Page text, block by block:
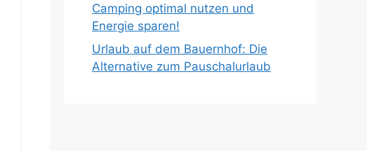
Camping optimal nutzen und
Energie sparen!
Urlaub auf dem Bauernhof: Die
Alternative zum Pauschalurlaub